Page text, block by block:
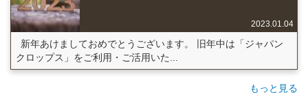
2023.01.04
新年あけましておめでとうございます。 旧年中は「ジャパン
クロップス」をご利用・ご活用いた...
もっと見る